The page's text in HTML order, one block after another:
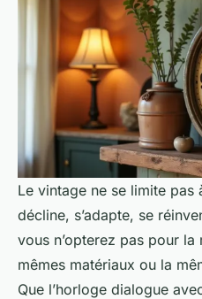
Le vintage ne se limite pas
décline, s’adapte, se
vous n’opterez pas pour la
mêmes matériaux ou la
Que l’horloge dialogue